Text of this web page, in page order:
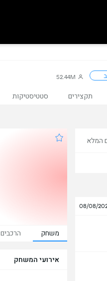
52.44M
תקצירים סטטיסטיקות
המלא
08/08/
משחק הרכבים
אירועי המשחק